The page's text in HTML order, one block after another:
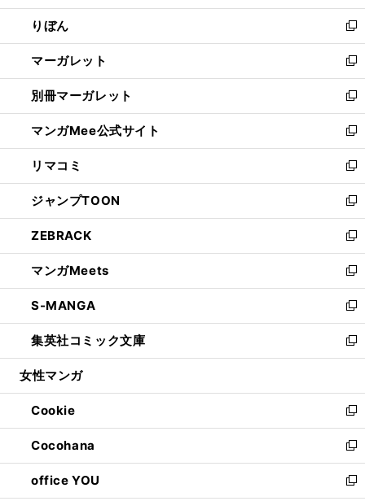
開
く
ウ
で
開
く
ン
ド
ウ
で
開
く
ウ
ィ
ン
ド
ウ
で
開
く
りぼん
新
し
い
ウ
ィ
ン
ド
ウ
で
開
く
マーガレット
新
し
い
ウ
ィ
ン
ド
ウ
で
開
く
別冊マーガレット
新
し
い
ウ
ィ
ン
ド
ウ
で
開
く
マンガMee公式サイト
新
し
い
ウ
ィ
ン
ド
ウ
で
開
く
リマコミ
新
し
い
ウ
ィ
ン
ド
ウ
で
開
く
ジャンプTOON
新
し
い
ウ
ィ
ン
ド
ウ
で
開
ZEBRACK
新
し
い
ウ
ィ
ン
ド
ウ
開
く
マンガMeets
新
し
い
ウ
ィ
ン
ウ
で
開
く
S-MANGA
新
し
い
ウ
ン
ド
ウ
で
開
く
集英社コミック文庫
新
し
ウ
ィ
ン
ド
ウ
で
開
女性マンガ
Cookie
新
し
い
ウ
ィ
Cocohana
新
し
い
office YOU
新